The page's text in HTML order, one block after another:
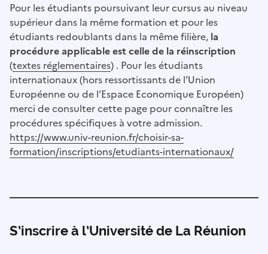
Pour les étudiants poursuivant leur cursus au niveau
supérieur dans la même formation et pour les
étudiants redoublants dans la même filière, la
procédure applicable est celle de la réinscription
(textes réglementaires) . Pour les étudiants
internationaux (hors ressortissants de l’Union
Européenne ou de l’Espace Economique Européen)
merci de consulter cette page pour connaître les
procédures spécifiques à votre admission.
https://www.univ-reunion.fr/choisir-sa-
formation/inscriptions/etudiants-internationaux/
S’inscrire à l’Université de La Réunion